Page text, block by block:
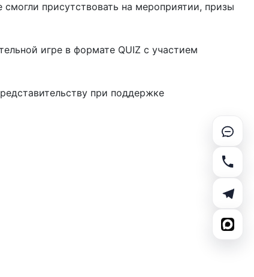
присутствовать на мероприятии, призы
игре в формате QUIZ с участием
при поддержке